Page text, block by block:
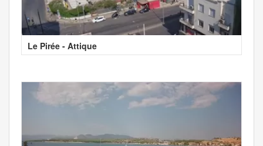
Le Pirée - Attique